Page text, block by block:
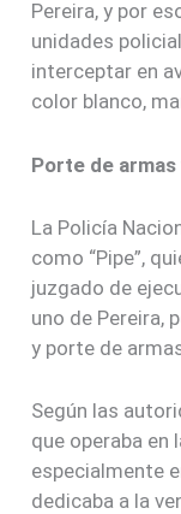
Pereira, y por
unidades
interceptar en
color blanco,
Porte de
La Policía
como “Pipe”,
juzgado de
uno de Pereira,
y porte de
Según las
que operaba en
especialmente
dedicaba a la